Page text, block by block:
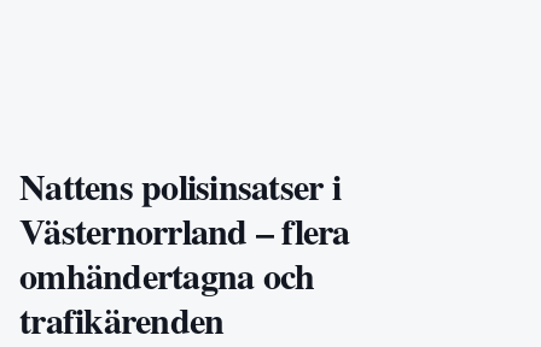
Nattens polisinsatser i
Västernorrland – flera
omhändertagna och
trafikärenden